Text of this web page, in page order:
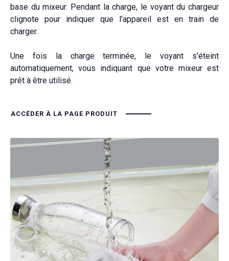
base du mixeur. Pendant la charge, le voyant du chargeur
clignote pour indiquer que l'appareil est en train de
charger.
Une fois la charge terminée, le voyant s'éteint
automatiquement, vous indiquant que votre mixeur est
prêt à être utilisé.
ACCÉDER À LA PAGE PRODUIT